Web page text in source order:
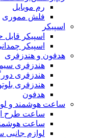
رم موبایل
فلش مموری
اسپیکر
اسپیکر
اسپیکر
هدفون و هندزفری
هندزفری
هندزفری
هندزفری
هدفون
ساعت هوشمند و
ساعت طرح
ساعت
لوازم